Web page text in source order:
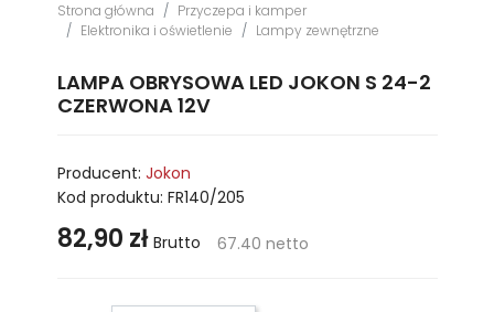
Strona główna
Przyczepa i kamper
Elektronika i oświetlenie
Lampy zewnętrzne
LAMPA OBRYSOWA LED JOKON S 24-2
CZERWONA 12V
Producent: Jokon
Kod produktu: FR140/205
82,90 zł Brutto 67.40 netto